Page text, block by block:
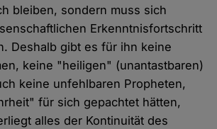
bleiben, sondern muss sich
Erkenntnisfortschritt
Deshalb gibt es für ihn keine
keine "heiligen" (unantastbaren)
keine unfehlbaren Propheten,
für sich gepachtet hätten,
alles der Kontinuität des